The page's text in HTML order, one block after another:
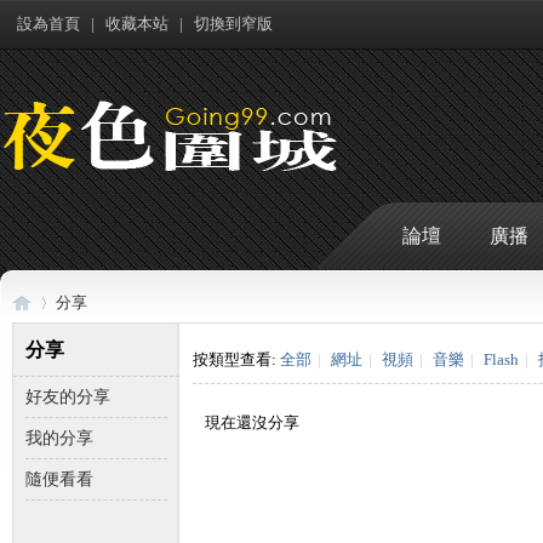
設為首頁 | 收藏本站 | 切換到窄版
論壇 廣播
夜 ›
分享
分享
好友的分享
我的分享
隨便看看
按類型查看:全部 | 網址 | 視頻 | 音樂 | Flash |
現在還沒分享